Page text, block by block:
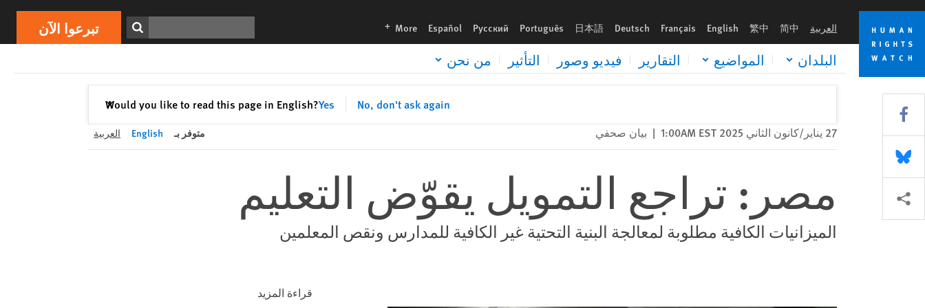
Skip
cookie
privacy
notice
Skip
main
content
العربية 简中
繁中
English
Français
Deutsch
日本語
Português
Русский
Español
More
languages تبرعوا الآن
البلدان المواضيع التقارير فيديو وصور التأثير من نحن
Would you like to read this page in English?Yes No, don't ask again
✕إغلاق
Print تبرعوا الآن
27 يناير/كانون الثاني 2025 1:00AM EST | بيان صحفي متوفر بـ English العربية
مصر: تراجع التمويل يقوّض التعليم
الميزانيات الكافية مطلوبة لمعالجة البنية التحتية غير الكافية للمدارس ونقص المعلمين
قراءة المزيد
Share this via Facebook
Share this via Bluesky
Share this via مشاركة